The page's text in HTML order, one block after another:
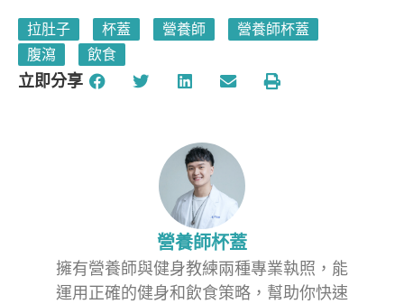
拉肚子 杯蓋 營養師
營養師杯蓋
腹瀉
飲食
立即分享
營養師杯蓋
擁有營養師與健身教練兩種專業執照，能
運用正確的健身和飲食策略，幫助你快速